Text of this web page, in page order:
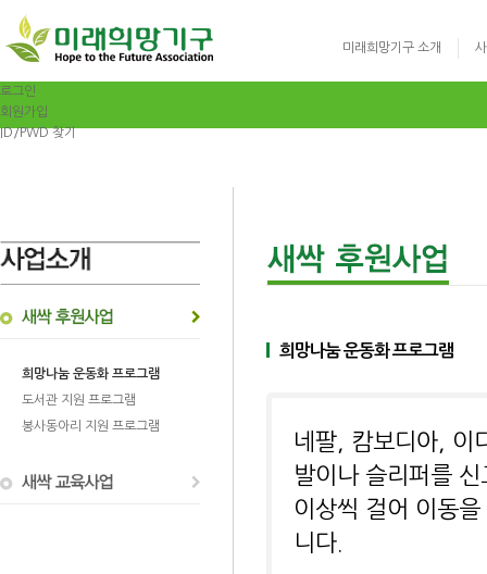
미래희망기구 소개
로그인
회원가입
ID/PWD 찾기
희망나눔 운동화 프로그램
도서관 지원 프로그램
봉사동아리 지원 프로그램
희망나눔 운동화 프로그램
네팔, 캄보디아, 이
발이나 슬리퍼를
이상씩 걸어 이동
니다.